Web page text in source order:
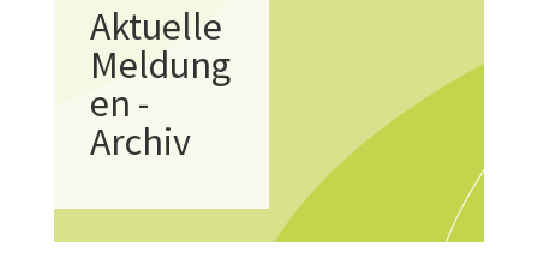
Aktuelle
Meldung
en -
Archiv